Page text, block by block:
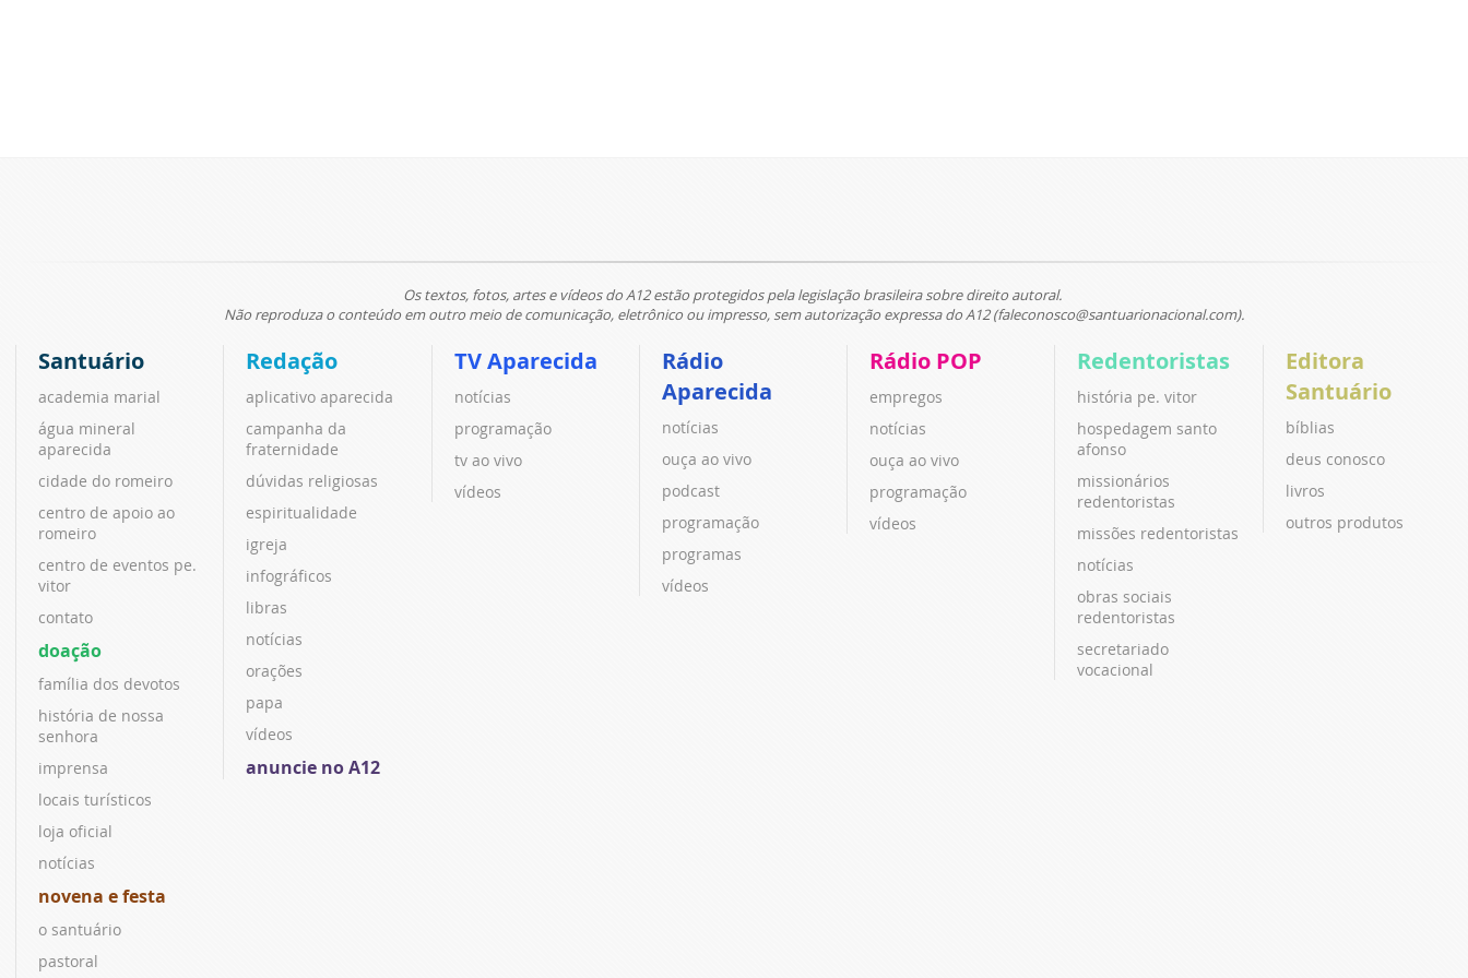
Os textos, fotos, artes e vídeos do A12 estão protegidos pela legislação brasileira sobre direito autoral.
Não reproduza o conteúdo em outro meio de comunicação, eletrônico ou impresso, sem autorização expressa do A12 (faleconosco@santuarionacional.com).
Santuário
academia marial
água mineral
aparecida
cidade do romeiro
centro de apoio ao
romeiro
centro de eventos pe.
vitor
contato
doação
família dos devotos
história de nossa
senhora
imprensa
locais turísticos
loja oficial
notícias
novena e festa
o santuário
pastoral
Redação
aplicativo aparecida
campanha da
fraternidade
dúvidas religiosas
espiritualidade
igreja
infográficos
libras
notícias
orações
papa
vídeos
anuncie no A12
TV Aparecida
notícias
programação
tv ao vivo
vídeos
Rádio
Aparecida
notícias
ouça ao vivo
podcast
programação
programas
vídeos
Rádio POP
empregos
notícias
ouça ao vivo
programação
vídeos
Redentoristas
história pe. vitor
hospedagem santo
afonso
missionários
redentoristas
missões redentoristas
notícias
obras sociais
redentoristas
secretariado
vocacional
Editora
Santuário
bíblias
deus conosco
livros
outros produtos